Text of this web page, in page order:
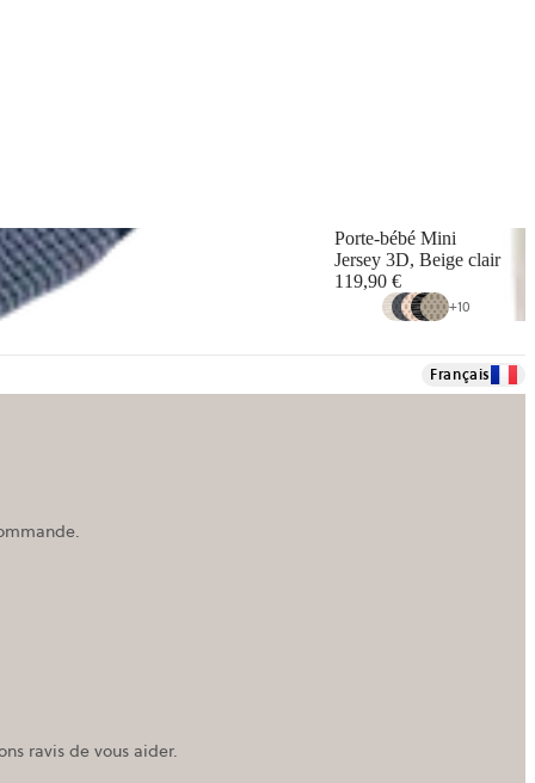
Porte-bébé Mini
Jersey 3D, Beige clair
119,90 €
+10
Français
ravis de vous aider.